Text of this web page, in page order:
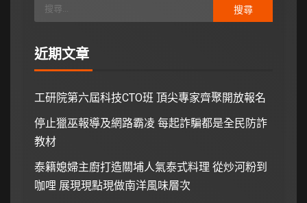
近期文章
工研院第六屆科技CTO班 頂尖專家齊聚開放報名
停止獵巫報導及網路霸凌 每起詐騙都是全民防詐
教材
泰籍媳婦主廚打造關埔人氣泰式料理 從炒河粉到
咖哩 展現現點現做南洋風味層次